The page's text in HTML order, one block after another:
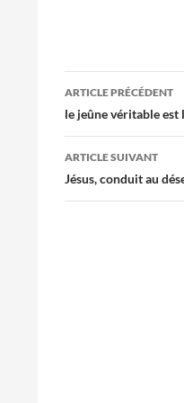
Navigation
des
articles
ARTICLE PRÉCÉDENT
le jeûne véritable
ARTICLE SUIVANT
Jésus, conduit au